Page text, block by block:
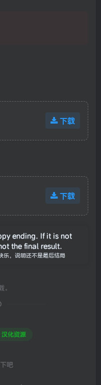
下载
下载
ending. If it is not
the final result.
乐，说明还不是最后结局
汉化资源
吧